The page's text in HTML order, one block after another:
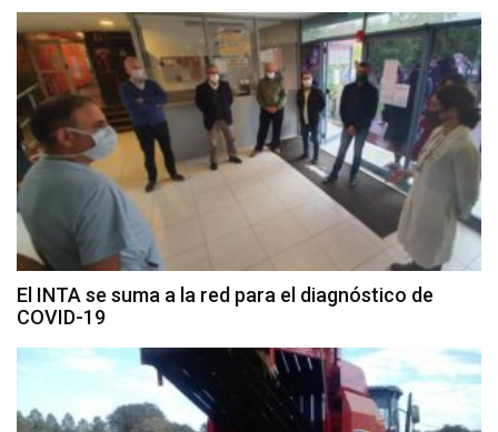
El INTA se suma a la red para el diagnóstico de
COVID-19